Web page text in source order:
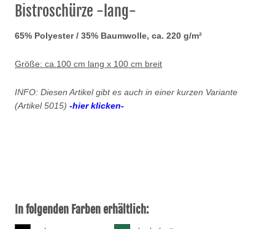
Bistroschürze -lang-
65% Polyester / 35% Baumwolle, ca. 220 g/m²
Größe: ca.100 cm lang x 100 cm breit
INFO: Diesen Artikel gibt es auch in einer kurzen Variante
(Artikel 5015) -hier klicken-
In folgenden Farben erhältlich: